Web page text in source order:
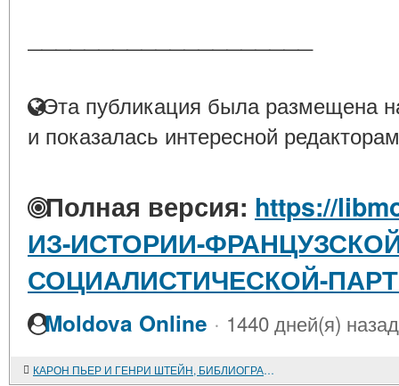
Эта публикация была размещена
и показалась интересной
Полная версия: https://
ИЗ-ИСТОРИИ-
СОЦИАЛИСТИЧЕСКОЙ-
Moldova Online · 1440 дней(я) назад
КАРОН ПЬЕР И ГЕНРИ ШТЕЙН, БИБЛИОГРАФИЧЕСКИЙ УКАЗАТЕЛЬ ЛИТЕРАТУРЫ ПО ИСТОРИИ ФРАНЦИИ, т. IV